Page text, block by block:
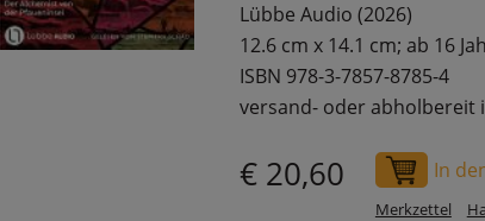
Lübbe Audio (2026)
12.6 cm x 14.1 cm; ab 16
ISBN 978-3-7857-8785-4
versand- oder abholbereit
€ 20,60 In
Merkzettel